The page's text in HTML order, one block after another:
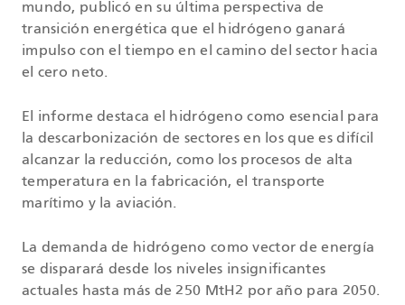
mundo, publicó en su última perspectiva de
transición energética que el hidrógeno ganará
impulso con el tiempo en el camino del sector hacia
el cero neto.
El informe destaca el hidrógeno como esencial para
la descarbonización de sectores en los que es difícil
alcanzar la reducción, como los procesos de alta
temperatura en la fabricación, el transporte
marítimo y la aviación.
La demanda de hidrógeno como vector de energía
se disparará desde los niveles insignificantes
actuales hasta más de 250 MtH2 por año para 2050.